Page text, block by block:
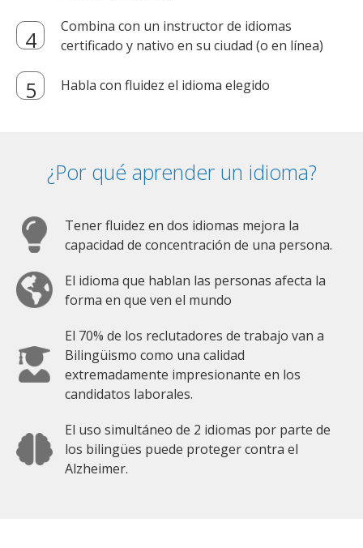
Combina con un instructor de idiomas
certificado y nativo en su ciudad (o en línea)
Habla con fluidez el idioma elegido
¿Por qué aprender un idioma?
Tener fluidez en dos idiomas mejora la
capacidad de concentración de una persona.
El idioma que hablan las personas afecta la
forma en que ven el mundo
El 70% de los reclutadores de trabajo van a
Bilingüismo como una calidad
extremadamente impresionante en los
candidatos laborales.
El uso simultáneo de 2 idiomas por parte de
los bilingües puede proteger contra el
Alzheimer.